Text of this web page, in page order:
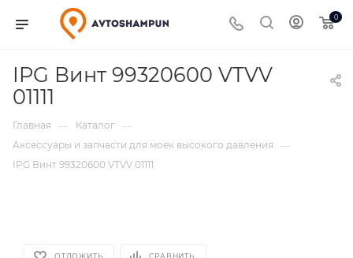
0
IPG Винт 99320600 VTVV
01111
Главная — Каталог —
Аксессуары и запчасти для моек высокого давления
—
IPG Винт 99320600 VTVV 01111
ОТЛОЖИТЬ СРАВНИТЬ